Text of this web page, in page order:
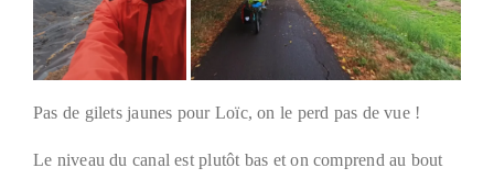
Pas de gilets jaunes pour Loïc, on le perd pas de vue !
Le niveau du canal est plutôt bas et on comprend au bout